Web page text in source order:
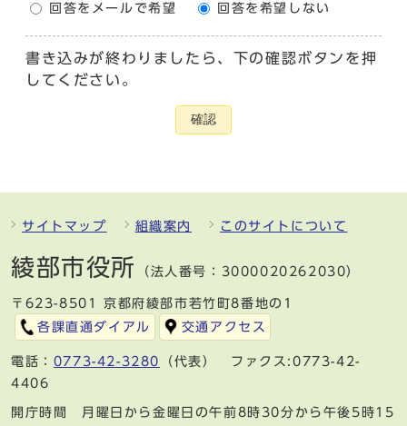
回答をメールで希望 回答を希望しない
書き込みが終わりましたら、下の確認ボタンを押
してください。
確認
サイトマップ 組織案内 このサイトについて
綾部市役所 （法人番号：3000020262030）
〒623-8501 京都府綾部市若竹町8番地の1
各課直通ダイアル
交通アクセス
電話： 0773-42-3280
（代表） ファクス:0773-42-
4406
開庁時間 月曜日から金曜日の午前8時30分から午後5時15